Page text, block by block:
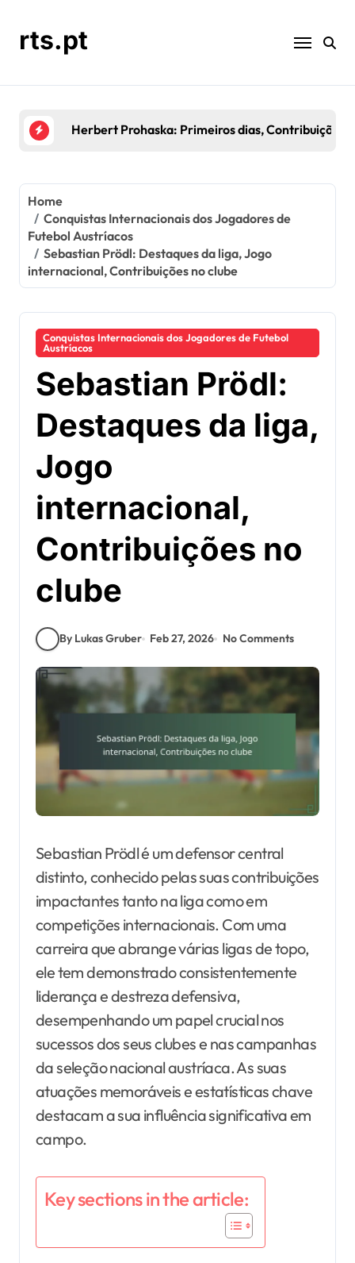
contentrts.pt
Kurt Jara: Temporadas de Destaque,
Home
Conquistas Internacionais dos Jogadores de
Futebol Austríacos
Sebastian Prödl: Destaques da liga, Jogo
internacional, Contribuições no clube
Conquistas Internacionais dos Jogadores de Futebol
Austríacos
Sebastian Prödl:
Destaques da liga,
Jogo
internacional,
Contribuições no
clube
By Lukas Gruber Feb 27, 2026 No Comments
Sebastian Prödl é um defensor central
distinto, conhecido pelas suas contribuições
impactantes tanto na liga como em
competições internacionais. Com uma
carreira que abrange várias ligas de topo,
ele tem demonstrado consistentemente
liderança e destreza defensiva,
desempenhando um papel crucial nos
sucessos dos seus clubes e nas campanhas
da seleção nacional austríaca. As suas
atuações memoráveis e estatísticas chave
destacam a sua influência significativa em
campo.
Key sections in the article: